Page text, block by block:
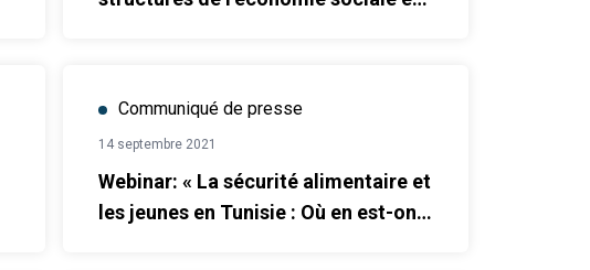
Communiqué de presse
14 septembre 2021
Webinar: « La sécurité alimentaire et
les jeunes en Tunisie : Où en est-on